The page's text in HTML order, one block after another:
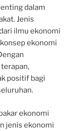
dalam
Jenis
ilmu ekonomi
ekonomi
positif bagi
ekonomi
jenis ekonomi